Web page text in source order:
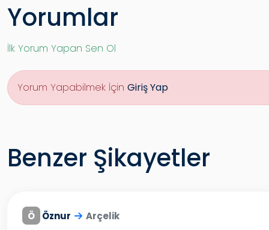
Yorumlar
İlk Yorum Yapan Sen Ol
Yorum Yapabilmek İçin Giriş Yap
Benzer Şikayetler
Ö Öznur Arçelik